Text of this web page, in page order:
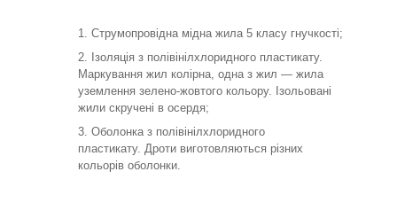
Струмопровідна мідна жила 5 класу гнучкості;
Ізоляція з полівінілхлоридного пластикату.
Маркування жил колірна, одна з жил — жила
уземлення зелено-жовтого кольору. Ізольовані
жили скручені в осердя;
Оболонка з полівінілхлоридного
пластикату. Дроти виготовляються різних
кольорів оболонки.